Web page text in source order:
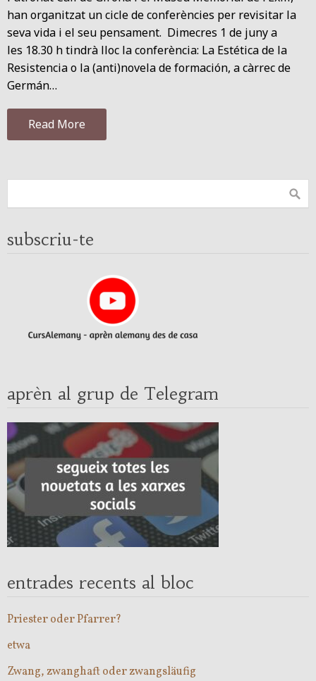
han organitzat un cicle de conferències per revisitar la
seva vida i el seu pensament. Dimecres 1 de juny a
les 18.30 h tindrà lloc la conferència: La Estética de la
Resistencia o la (anti)novela de formación, a càrrec de
Germán…
Read More
subscriu-te
aprèn al grup de Telegram
entrades recents al bloc
Priester oder Pfarrer?
etwa
Zwang, zwanghaft oder zwangsläufig